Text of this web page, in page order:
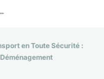
en Toute Sécurité :